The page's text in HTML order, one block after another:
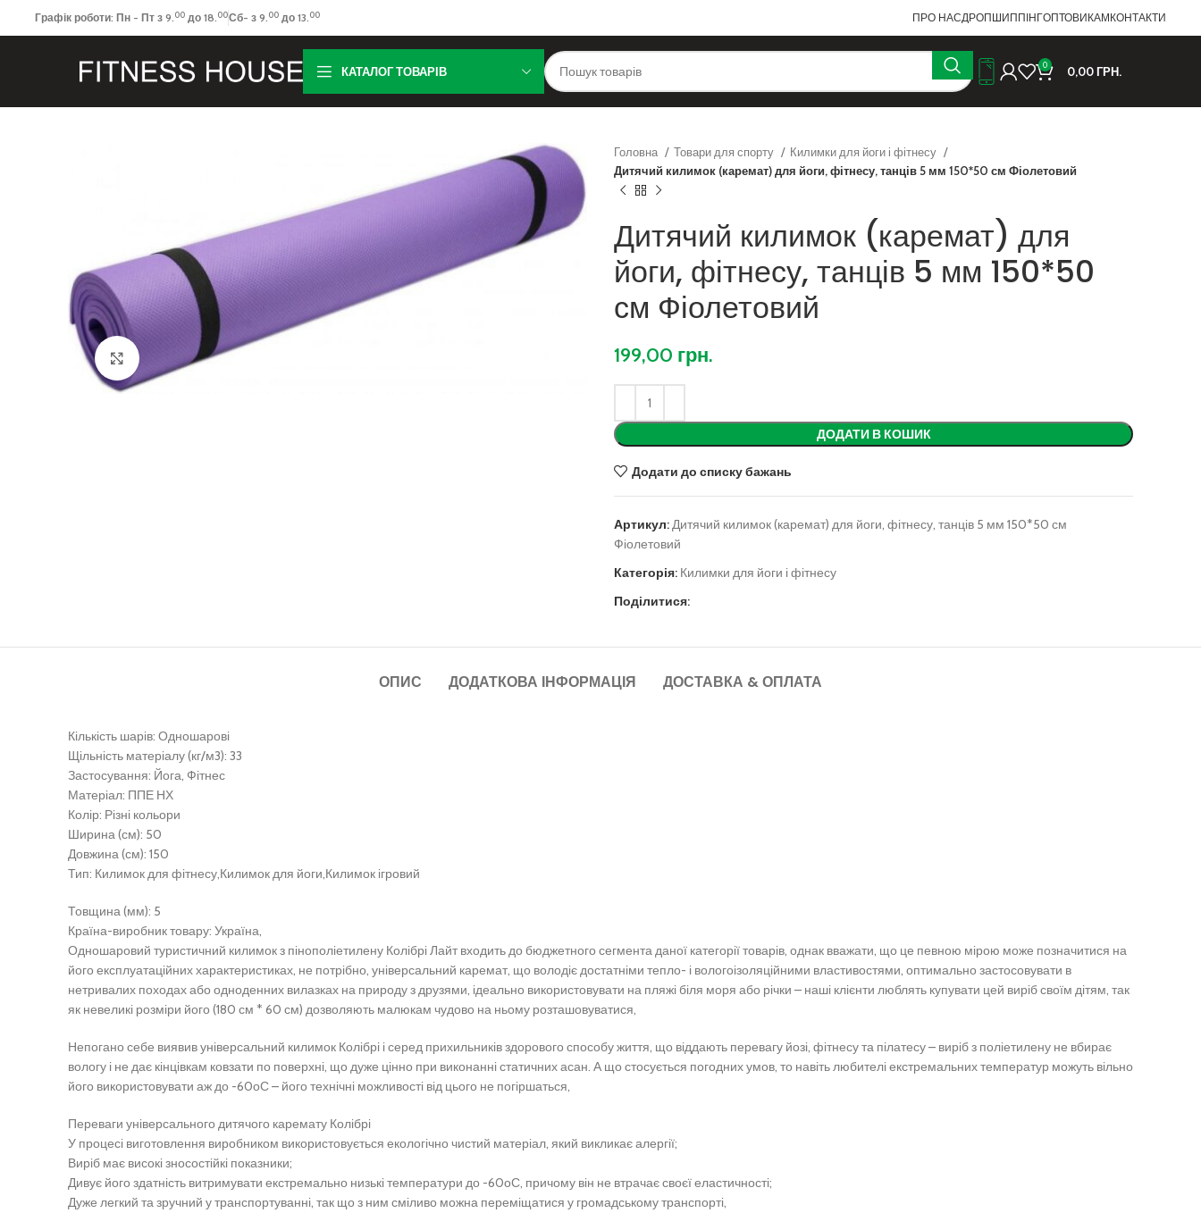
Графік роботи: Пн - Пт з 9.00до 18.00Сб- з 9.00до 13.00 ПРО НАСДРОПШИППІНГОПТОВИКАМКОНТАКТИ
КАТАЛОГ ТОВАРІВ 0 0,00ГРН.
Клацніть, щоб збільшити
Головна Товари для спорту
Килимки для йоги і фітнесу
Дитячий килимок (каремат) для йоги, фітнесу, танців 5 мм 150*50 см Фіолетовий
Дитячий килимок (каремат) для
йоги, фітнесу, танців 5 мм 150*50
см Фіолетовий
199,00 грн.
ДОДАТИ В КОШИК
Додати до списку бажань
Артикул:Дитячий килимок (каремат) для йоги, фітнесу, танців 5 мм 150*50 см
Фіолетовий
Категорія: Килимки для йоги і фітнесу
Поділитися:
ОПИС ДОДАТКОВА ІНФОРМАЦІЯ ДОСТАВКА & ОПЛАТА
Кількість шарів: Одношарові
Щільність матеріалу (кг/м3): 33
Застосування: Йога, Фітнес
Матеріал: ППЕ НХ
Колір: Різні кольори
Ширина (см): 50
Довжина (см): 150
Тип: Килимок для фітнесу,Килимок для йоги,Килимок ігровий
Товщина (мм): 5
Країна-виробник товару: Україна,
Одношаровий туристичний килимок з пінополіетилену Колібрі Лайт входить до бюджетного сегмента даної категорії товарів, однак вважати, що це певною мірою може позначитися на
його експлуатаційних характеристиках, не потрібно, універсальний каремат, що володіє достатніми тепло- і вологоізоляційними властивостями, оптимально застосовувати в
нетривалих походах або одноденних вилазках на природу з друзями, ідеально використовувати на пляжі біля моря або річки – наші клієнти люблять купувати цей виріб своїм дітям, так
як невеликі розміри його (180 см * 60 см) дозволяють малюкам чудово на ньому розташовуватися,
Непогано себе виявив універсальний килимок Колібрі і серед прихильників здорового способу життя, що віддають перевагу йозі, фітнесу та пілатесу – виріб з поліетилену не вбирає
вологу і не дає кінцівкам ковзати по поверхні, що дуже цінно при виконанні статичних асан. А що стосується погодних умов, то навіть любителі екстремальних температур можуть вільно
його використовувати аж до -60оС – його технічні можливості від цього не погіршаться,
Переваги універсального дитячого каремату Колібрі
У процесі виготовлення виробником використовується екологічно чистий матеріал, який викликає алергії;
Виріб має високі зносостійкі показники;
Дивує його здатність витримувати екстремально низькі температури до -60оС, причому він не втрачає своєї еластичності;
Дуже легкий та зручний у транспортуванні, так що з ним сміливо можна переміщатися у громадському транспорті,